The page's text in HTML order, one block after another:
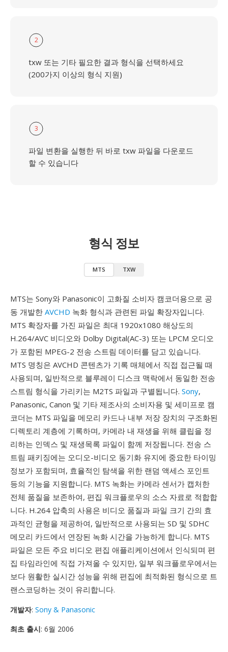
2
txw 또는 기타 필요한 결과 형식을 선택하세요
(200가지 이상의 형식 지원)
3
파일 변환을 실행한 뒤 바로 txw 파일을 다운로드
할 수 있습니다
형식 정보
MTS TXW
MTS는 Sony와 Panasonic이 고화질 소비자 캠코더용으로 공
동 개발한 AVCHD 녹화 형식과 관련된 파일 확장자입니다.
MTS 확장자를 가진 파일은 최대 1920x1080 해상도의
H.264/AVC 비디오와 Dolby Digital(AC-3) 또는 LPCM 오디오
가 포함된 MPEG-2 전송 스트림 데이터를 담고 있습니다.
MTS 명칭은 AVCHD 콘텐츠가 기록 매체에서 직접 접근될 때
사용되며, 일반적으로 블루레이 디스크 맥락에서 동일한 전송
스트림 형식을 가리키는 M2TS 파일과 구별됩니다. Sony,
Panasonic, Canon 및 기타 제조사의 소비자용 및 세미프로 캠
코더는 MTS 파일을 메모리 카드나 내부 저장 장치의 구조화된
디렉토리 계층에 기록하며, 카메라 내 재생을 위해 클립을 정
리하는 인덱스 및 재생목록 파일이 함께 저장됩니다. 전송 스
트림 패키징에는 오디오-비디오 동기화 유지에 중요한 타이밍
정보가 포함되며, 효율적인 탐색을 위한 랜덤 액세스 포인트
등의 기능을 지원합니다. MTS 녹화는 카메라 센서가 캡처한
전체 품질을 보존하여, 편집 워크플로우의 소스 자료로 적합합
니다. H.264 압축의 사용은 비디오 품질과 파일 크기 간의 효
과적인 균형을 제공하여, 일반적으로 사용되는 SD 및 SDHC
메모리 카드에서 연장된 녹화 시간을 가능하게 합니다. MTS
파일은 모든 주요 비디오 편집 애플리케이션에서 인식되며 편
집 타임라인에 직접 가져올 수 있지만, 일부 워크플로우에서는
보다 원활한 실시간 성능을 위해 편집에 최적화된 형식으로 트
랜스코딩하는 것이 유리합니다.
개발자: Sony & Panasonic
최초 출시: 6월 2006